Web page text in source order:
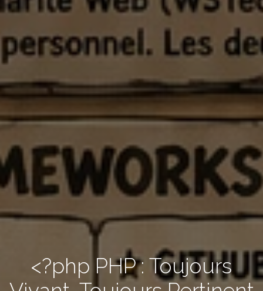
<?php PHP : Toujours